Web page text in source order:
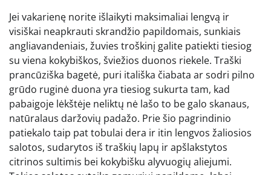
Jei vakarienę norite išlaikyti maksimaliai lengvą ir
visiškai neapkrauti skrandžio papildomais, sunkiais
angliavandeniais, žuvies troškinį galite patiekti tiesiog
su viena kokybiškos, šviežios duonos riekele. Traški
prancūziška bagetė, puri itališka čiabata ar sodri pilno
grūdo ruginė duona yra tiesiog sukurta tam, kad
pabaigoje lėkštėje neliktų nė lašo to be galo skanaus,
natūralaus daržovių padažo. Prie šio pagrindinio
patiekalo taip pat tobulai dera ir itin lengvos žaliosios
salotos, sudarytos iš traškių lapų ir apšlakstytos
citrinos sultimis bei kokybišku alyvuogių aliejumi.